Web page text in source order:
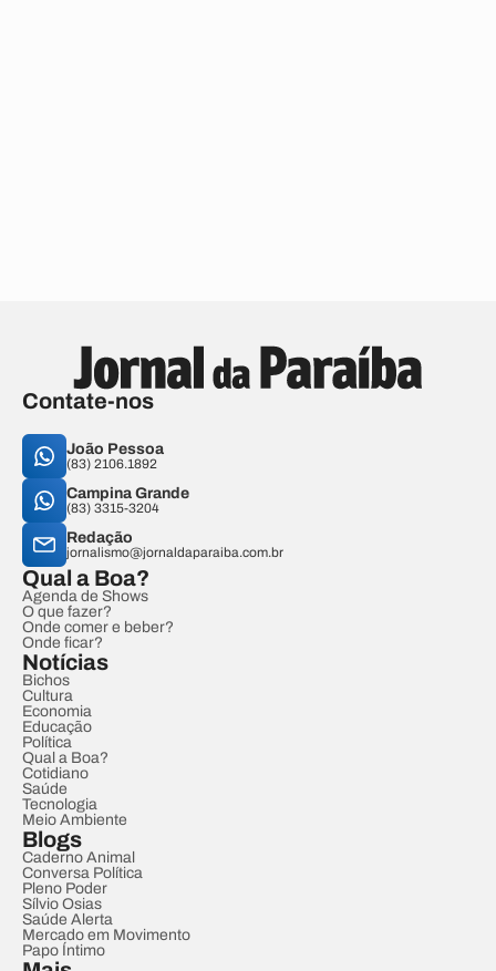
Contate-nos
João Pessoa
(83) 2106.1892
Campina Grande
(83) 3315-3204
Redação
jornalismo@jornaldaparaiba.com.br
Qual a Boa?
Agenda de Shows
O que fazer?
Onde comer e beber?
Onde ficar?
Notícias
Bichos
Cultura
Economia
Educação
Política
Qual a Boa?
Cotidiano
Saúde
Tecnologia
Meio Ambiente
Blogs
Caderno Animal
Conversa Política
Pleno Poder
Sílvio Osias
Saúde Alerta
Mercado em Movimento
Papo Íntimo